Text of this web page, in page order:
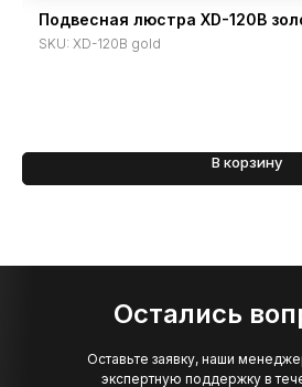
Подвесная люстра XD-120B
SKU: XD-120B gold
В корзину
Остались
Оставьте заявку, наши
экспертную поддержку в